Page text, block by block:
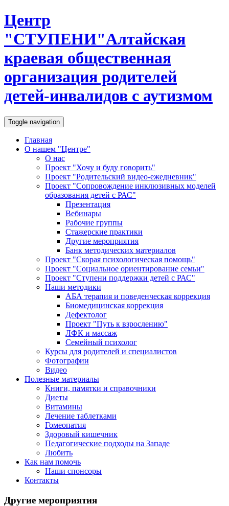
Центр
"СТУПЕНИ"Алтайская
краевая общественная
организация родителей
детей-инвалидов с аутизмом
Toggle navigation
Главная
О нашем "Центре"
О нас
Проект "Хочу и буду говорить"
Проект "Родительский видео-ежедневник"
Проект "Сопровождение инклюзивных моделей
образования детей с РАС"
Презентация
Вебинары
Рабочие группы
Стажерские практики
Другие мероприятия
Банк методических материалов
Проект "Скорая психологическая помощь"
Проект "Социальное ориентирование семьи"
Проект "Ступени поддержки детей с РАС"
Наши методики
АБА терапия и поведенческая коррекция
Биомедицинская коррекция
Дефектолог
Проект "Путь к взрослению"
ЛФК и массаж
Семейный психолог
Курсы для родителей и специалистов
Фотографии
Видео
Полезные материалы
Книги, памятки и справочники
Диеты
Витамины
Лечение таблетками
Гомеопатия
Здоровый кишечник
Педагогические подходы на Западе
Любить
Как нам помочь
Наши спонсоры
Контакты
Другие мероприятия